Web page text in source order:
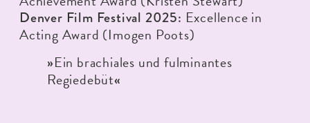
Denver Film Festival 2025: Excellence in
Acting Award (Imogen Poots)
»Ein brachiales und fulminantes
Regiedebüt«